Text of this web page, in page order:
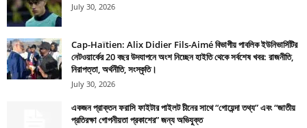
July 30, 2026
Cap-Haïtien: Alix Didier Fils-Aimé বিভাগীয় পাবলিক ইউনিভার্সিটির
নেটওয়ার্কের 20 বছর উদযাপনে অংশ নিচ্ছেন হাইতি থেকে সর্বশেষ খবর: রাজনীতি,
নিরাপত্তা, অর্থনীতি, সংস্কৃতি।
July 30, 2026
একজন প্রাক্তন ফরাসি ফাইটার পাইলট চীনের সাথে “গোয়েন্দা তথ্য” এবং “জাতীয়
প্রতিরক্ষা গোপনীয়তা প্রকাশের” জন্য অভিযুক্ত